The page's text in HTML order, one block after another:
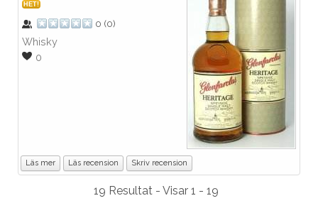
HET!
0 (0)
Whisky
0
Läs mer Läs recension Skriv recension
19 Resultat - Visar 1 - 19